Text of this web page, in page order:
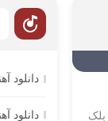
بلک
دانلود
دانلود